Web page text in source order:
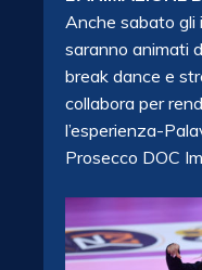
Anche sabato gli
saranno animati
break dance e
collabora per
l’esperienza-
Prosecco DOC